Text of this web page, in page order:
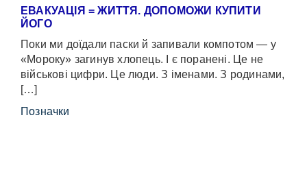
ЕВАКУАЦІЯ = ЖИТТЯ. ДОПОМОЖИ КУПИТИ
ЙОГО
Поки ми доїдали паски й запивали компотом — у
«Мороку» загинув хлопець. І є поранені. Це не
військові цифри. Це люди. З іменами. З родинами,
[…]
Позначки